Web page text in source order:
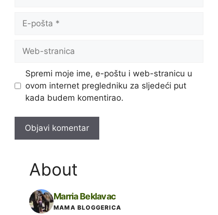
pošta
Web-
Spremi moje ime, e-poštu i web-stranicu u
ovom internet pregledniku za sljedeći put
kada budem komentirao.
About
Marria Beklavac
MAMA BLOGGERICA